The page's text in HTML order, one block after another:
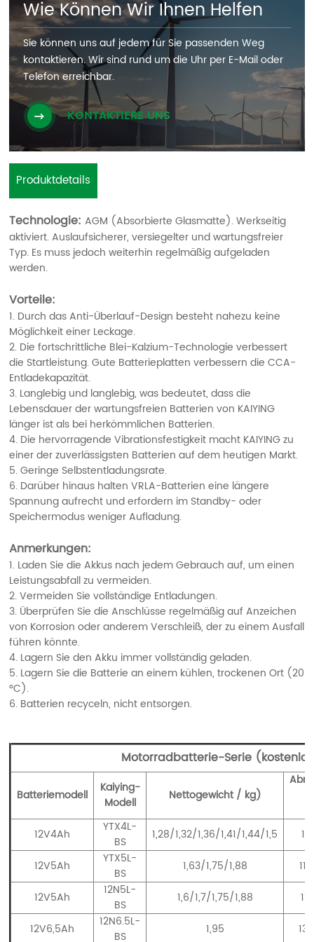
Wie Können Wir Ihnen Helfen
Sie können uns auf jedem für Sie passenden Weg
kontaktieren. Wir sind rund um die Uhr per E-Mail oder
Telefon erreichbar.
KONTAKTIERE UNS
Produktdetails
Technologie: AGM (Absorbierte Glasmatte). Werkseitig
aktiviert. Auslaufsicherer, versiegelter und wartungsfreier
Typ. Es muss jedoch weiterhin regelmäßig aufgeladen
werden.
Vorteile:
1. Durch das Anti-Überlauf-Design besteht nahezu keine
Möglichkeit einer Leckage.
2. Die fortschrittliche Blei-Kalzium-Technologie verbessert
die Startleistung. Gute Batterieplatten verbessern die CCA-
Entladekapazität.
3. Langlebig und langlebig, was bedeutet, dass die
Lebensdauer der wartungsfreien Batterien von KAIYING
länger ist als bei herkömmlichen Batterien.
4. Die hervorragende Vibrationsfestigkeit macht KAIYING zu
einer der zuverlässigsten Batterien auf dem heutigen Markt.
5. Geringe Selbstentladungsrate.
6. Darüber hinaus halten VRLA-Batterien eine längere
Spannung aufrecht und erfordern im Standby- oder
Speichermodus weniger Aufladung.
Anmerkungen:
1. Laden Sie die Akkus nach jedem Gebrauch auf, um einen
Leistungsabfall zu vermeiden.
2. Vermeiden Sie vollständige Entladungen.
3. Überprüfen Sie die Anschlüsse regelmäßig auf Anzeichen
von Korrosion oder anderem Verschleiß, der zu einem Ausfall
führen könnte.
4. Lagern Sie den Akku immer vollständig geladen.
5. Lagern Sie die Batterie an einem kühlen, trockenen Ort (20
°C).
6. Batterien recyceln, nicht entsorgen.
Motorradbatterie-Serie
Batteriemodell
Kaiying-
Modell
Nettogewicht / kg)
12V4Ah
YTX4L-
BS
1,28/1,32/1,36/1,41/1,44/1,5
12V5Ah
YTX5L-
BS
1,63/1,75/1,88
12V5Ah
12N5L-
BS
1,6/1,7/1,75/1,88
12V6,5Ah
12N6.5L-
BS
1,95